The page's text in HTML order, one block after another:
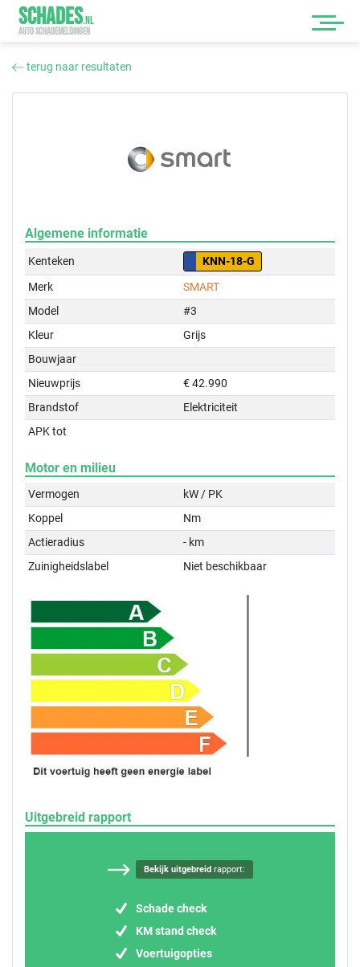
SCHADES.NL
AUTO SCHADEMELDINGEN
terug naar resultaten
Algemene informatie
Kenteken
KNN-18-G
Merk
SMART
Model
#3
Kleur
Grijs
Bouwjaar
Nieuwprijs
€ 42.990
Brandstof
Elektriciteit
APK tot
Motor en milieu
Vermogen
kW / PK
Koppel
Nm
Actieradius
- km
Zuinigheidslabel
Niet beschikbaar
Uitgebreid rapport
Bekijk uitgebreidrapport:
Schade check
KM stand check
Voertuigopties